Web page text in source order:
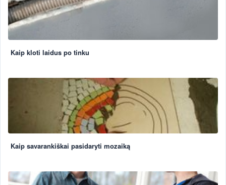
Kaip kloti laidus po tinku
Kaip savarankiškai pasidaryti mozaiką